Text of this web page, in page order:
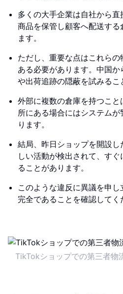
多くの大手企業は自社から直
商品を保管し顧客へ配送す
ます。
ただし、重要な点はこれら
ある必要があります。中国
や出荷追跡の隠蔽を試みるこ
外部に複数の倉庫を持つこ
所にある場合にはシステム
ります。
結局、昨日ショップを開設
しい活動が検出されて、す
ることがあります。
このような違反に異議を申
完全であることを確認してく
TikTokショップでの第三者物